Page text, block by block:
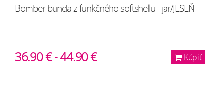
Bomber bunda z funkčného softshellu - jar/JESEŇ
Kúpiť
36.90 € - 44.90 €